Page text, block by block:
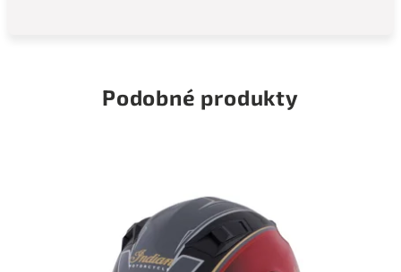
Podobné produkty